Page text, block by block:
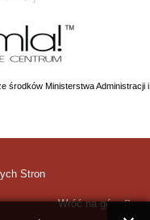
środków Ministerstwa Administracji i
Stron
Wróć na górę